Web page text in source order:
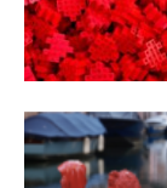
Adresse email*